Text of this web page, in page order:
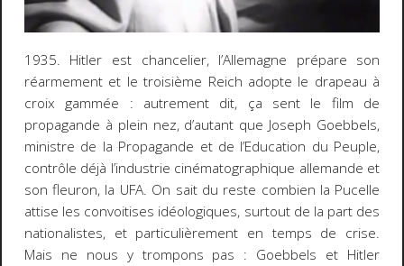
1935. Hitler est chancelier, l’Allemagne prépare son
réarmement et le troisième Reich adopte le drapeau à
croix gammée : autrement dit, ça sent le film de
propagande à plein nez, d’autant que Joseph Goebbels,
ministre de la Propagande et de l’Education du Peuple,
contrôle déjà l’industrie cinématographique allemande et
son fleuron, la UFA. On sait du reste combien la Pucelle
attise les convoitises idéologiques, surtout de la part des
nationalistes, et particulièrement en temps de crise.
Mais ne nous y trompons pas : Goebbels et Hitler